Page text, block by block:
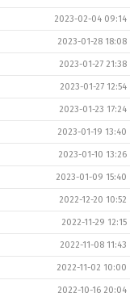
2023-02-04 09:14
2023-01-28 18:08
2023-01-27 21:38
2023-01-27 12:54
2023-01-23 17:24
2023-01-19 13:40
2023-01-10 13:26
2023-01-09 15:40
2022-12-20 10:52
2022-11-29 12:15
2022-11-08 11:43
2022-11-02 10:00
2022-10-16 20:04